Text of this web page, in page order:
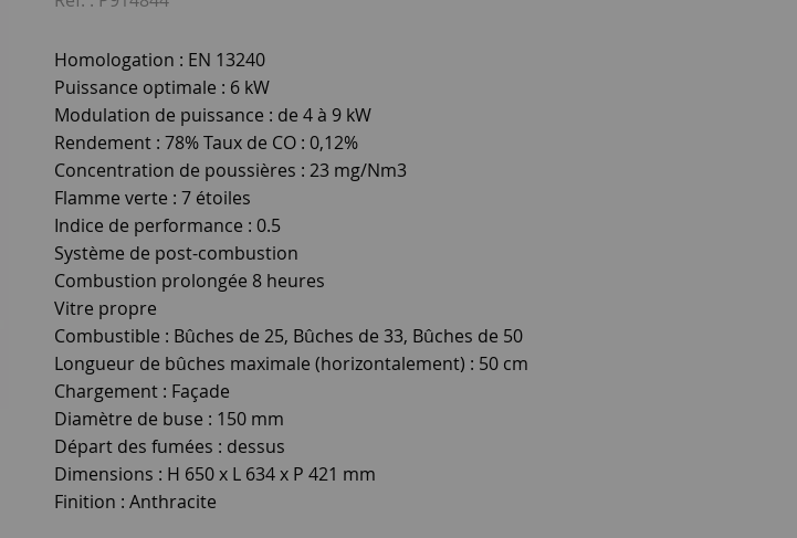
Homologation : EN 13240
Puissance optimale : 6 kW
Modulation de puissance : de 4 à 9 kW
Rendement : 78% Taux de CO : 0,12%
Concentration de poussières : 23 mg/Nm3
Flamme verte : 7 étoiles
Indice de performance : 0.5
Système de post-combustion
Combustion prolongée 8 heures
Vitre propre
Combustible : Bûches de 25, Bûches de 33, Bûches de 50
Longueur de bûches maximale (horizontalement) : 50 cm
Chargement : Façade
Diamètre de buse : 150 mm
Départ des fumées : dessus
Dimensions : H 650 x L 634 x P 421 mm
Finition : Anthracite